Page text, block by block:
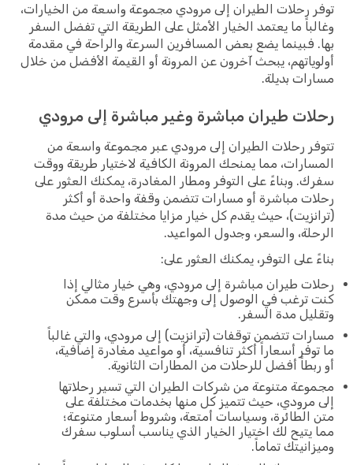
توفر رحلات الطيران إلى مرودي مجموعة واسعة من الخيارات،
وغالباً ما يعتمد الخيار الأمثل على الطريقة التي تفضل السفر
بها. فبينما يضع بعض المسافرين السرعة والراحة في مقدمة
أولوياتهم، يبحث آخرون عن المرونة أو القيمة الأفضل من خلال
مسارات بديلة.
رحلات طيران مباشرة وغير مباشرة إلى مرودي
تتوفر رحلات الطيران إلى مرودي عبر مجموعة واسعة من
المسارات، مما يمنحك المرونة الكافية لاختيار طريقة ووقت
سفرك. وبناءً على التوفر ومطار المغادرة، يمكنك العثور على
رحلات مباشرة أو مسارات تتضمن وقفة واحدة أو أكثر
(ترانزيت)، حيث يقدم كل خيار مزايا مختلفة من حيث مدة
الرحلة، والسعر، وجدول المواعيد.
بناءً على التوفر، يمكنك العثور على:
رحلات طيران مباشرة إلى مرودي، وهي خيار مثالي إذا
كنت ترغب في الوصول إلى وجهتك بأسرع وقت ممكن
وتقليل مدة السفر.
مسارات تتضمن توقفات (ترانزيت) إلى مرودي، والتي غالباً
ما توفر أسعاراً أكثر تنافسية، أو مواعيد مغادرة إضافية،
أو ربطاً أفضل للرحلات من المطارات الثانوية.
مجموعة متنوعة من شركات الطيران التي تسير رحلاتها
إلى مرودي، حيث تتميز كل منها بخدمات مختلفة على
متن الطائرة، وسياسات أمتعة، وشروط أسعار متنوعة؛
مما يتيح لك اختيار الخيار الذي يناسب أسلوب سفرك
وميزانيتك تماماً.